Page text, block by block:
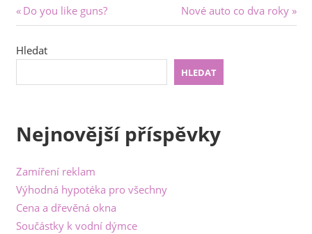
Navigace
pro
příspěvek
Previous
Post:
Do you like guns?
Next
Post:
Nové auto co dva roky
Hledat
HLEDAT
Nejnovější příspěvky
Zamíření reklam
Výhodná hypotéka pro všechny
Cena a dřevěná okna
Součástky k vodní dýmce